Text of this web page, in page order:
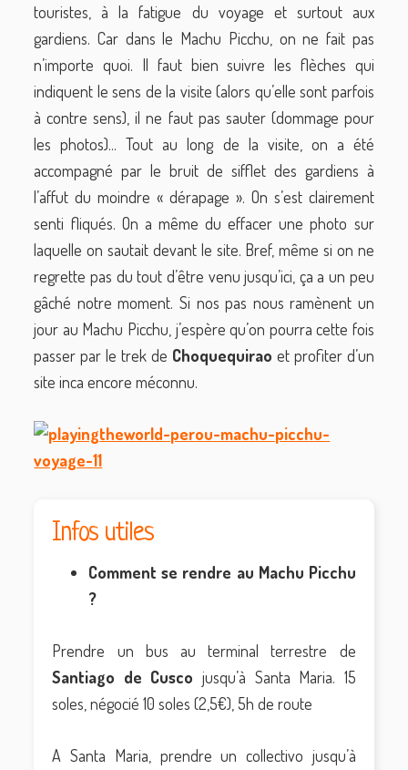
touristes, à la fatigue du voyage et surtout aux
gardiens. Car dans le Machu Picchu, on ne fait pas
n’importe quoi. Il faut bien suivre les flèches qui
indiquent le sens de la visite (alors qu’elle sont parfois
à contre sens), il ne faut pas sauter (dommage pour
les photos)... Tout au long de la visite, on a été
accompagné par le bruit de sifflet des gardiens à
l’affut du moindre « dérapage ». On s’est clairement
senti fliqués. On a même du effacer une photo sur
laquelle on sautait devant le site. Bref, même si on ne
regrette pas du tout d’être venu jusqu’ici, ça a un peu
gâché notre moment. Si nos pas nous ramènent un
jour au Machu Picchu, j’espère qu’on pourra cette fois
passer par le trek de Choquequirao et profiter d’un
site inca encore méconnu.
Infos utiles
Comment se rendre au Machu Picchu
?
Prendre un bus au terminal terrestre de
Santiago de Cusco jusqu’à Santa Maria. 15
soles, négocié 10 soles (2,5€), 5h de route
A Santa Maria, prendre un collectivo jusqu’à